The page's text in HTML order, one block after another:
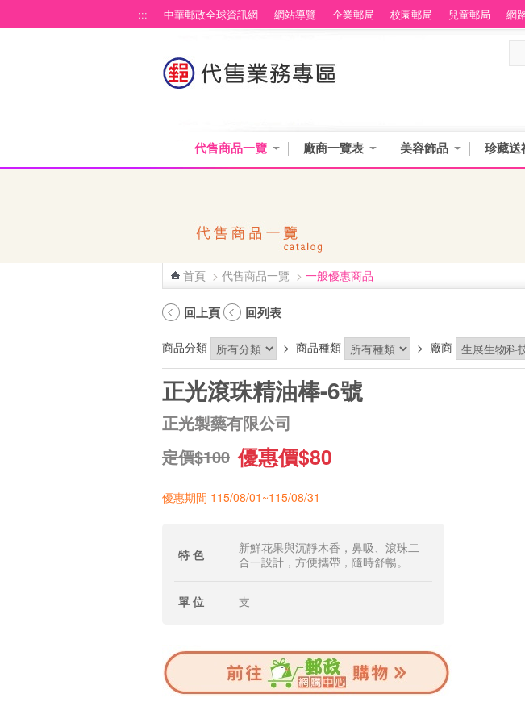
::: 中華郵政全球資訊網 網站導覽 企業郵局 校園郵局 兒童郵局 網
代售商品一覽 廠商一覽表 美容飾品 珍藏送
首頁 > 代售商品一覽 > 一般優惠商品
回上頁 回列表
商品分類 > 商品種類 > 廠商
正光滾珠精油棒-6號
正光製藥有限公司
定價$100 優惠價$80
優惠期間 115/08/01~115/08/31
特 色
新鮮花果與沉靜木香，鼻吸、滾珠二
合一設計，方便攜帶，隨時舒暢。
單 位 支